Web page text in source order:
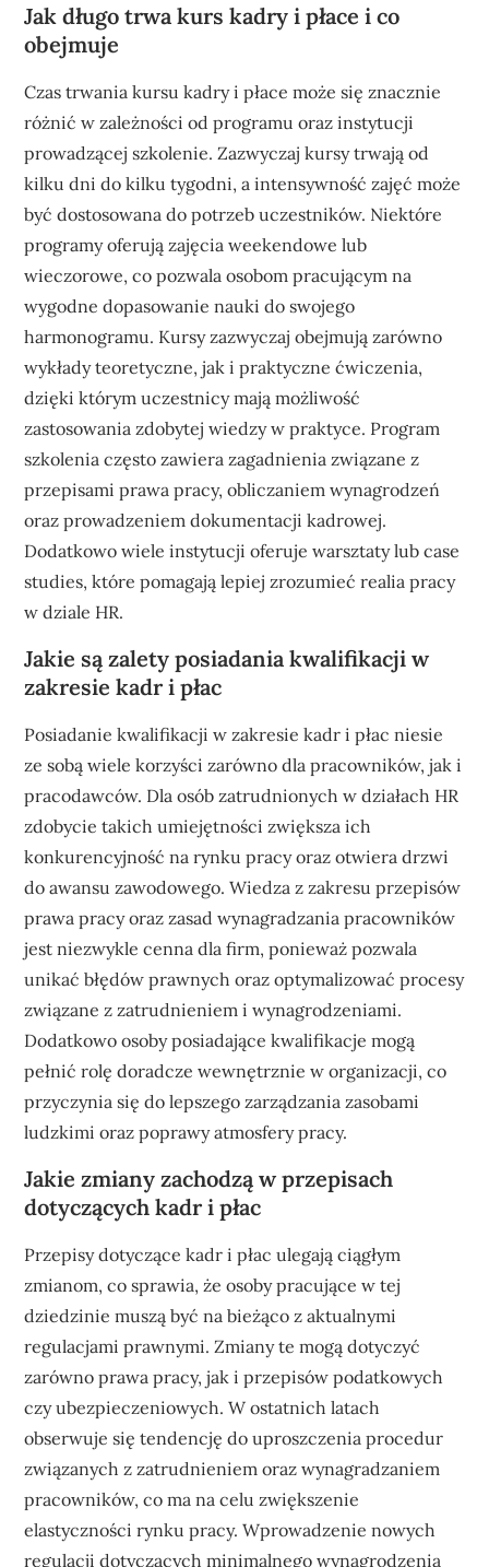
Jak długo trwa kurs kadry i płace i co
obejmuje
Czas trwania kursu kadry i płace może się znacznie
różnić w zależności od programu oraz instytucji
prowadzącej szkolenie. Zazwyczaj kursy trwają od
kilku dni do kilku tygodni, a intensywność zajęć może
być dostosowana do potrzeb uczestników. Niektóre
programy oferują zajęcia weekendowe lub
wieczorowe, co pozwala osobom pracującym na
wygodne dopasowanie nauki do swojego
harmonogramu. Kursy zazwyczaj obejmują zarówno
wykłady teoretyczne, jak i praktyczne ćwiczenia,
dzięki którym uczestnicy mają możliwość
zastosowania zdobytej wiedzy w praktyce. Program
szkolenia często zawiera zagadnienia związane z
przepisami prawa pracy, obliczaniem wynagrodzeń
oraz prowadzeniem dokumentacji kadrowej.
Dodatkowo wiele instytucji oferuje warsztaty lub case
studies, które pomagają lepiej zrozumieć realia pracy
w dziale HR.
Jakie są zalety posiadania kwalifikacji w
zakresie kadr i płac
Posiadanie kwalifikacji w zakresie kadr i płac niesie
ze sobą wiele korzyści zarówno dla pracowników, jak i
pracodawców. Dla osób zatrudnionych w działach HR
zdobycie takich umiejętności zwiększa ich
konkurencyjność na rynku pracy oraz otwiera drzwi
do awansu zawodowego. Wiedza z zakresu przepisów
prawa pracy oraz zasad wynagradzania pracowników
jest niezwykle cenna dla firm, ponieważ pozwala
unikać błędów prawnych oraz optymalizować procesy
związane z zatrudnieniem i wynagrodzeniami.
Dodatkowo osoby posiadające kwalifikacje mogą
pełnić rolę doradcze wewnętrznie w organizacji, co
przyczynia się do lepszego zarządzania zasobami
ludzkimi oraz poprawy atmosfery pracy.
Jakie zmiany zachodzą w przepisach
dotyczących kadr i płac
Przepisy dotyczące kadr i płac ulegają ciągłym
zmianom, co sprawia, że osoby pracujące w tej
dziedzinie muszą być na bieżąco z aktualnymi
regulacjami prawnymi. Zmiany te mogą dotyczyć
zarówno prawa pracy, jak i przepisów podatkowych
czy ubezpieczeniowych. W ostatnich latach
obserwuje się tendencję do uproszczenia procedur
związanych z zatrudnieniem oraz wynagradzaniem
pracowników, co ma na celu zwiększenie
elastyczności rynku pracy. Wprowadzenie nowych
regulacji dotyczących minimalnego wynagrodzenia